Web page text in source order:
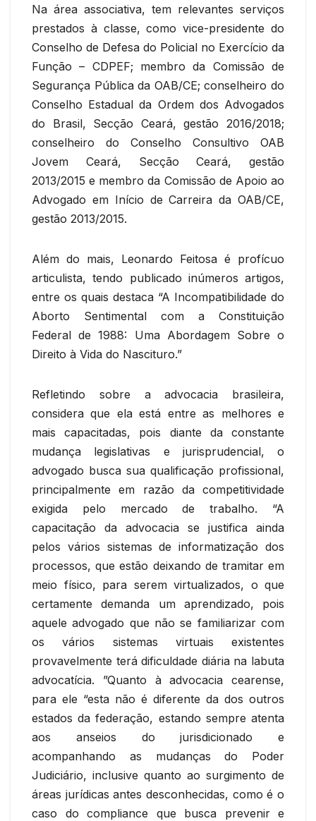
Na área associativa, tem relevantes serviços
prestados à classe, como vice-presidente do
Conselho de Defesa do Policial no Exercício da
Função – CDPEF; membro da Comissão de
Segurança Pública da OAB/CE; conselheiro do
Conselho Estadual da Ordem dos Advogados
do Brasil, Secção Ceará, gestão 2016/2018;
conselheiro do Conselho Consultivo OAB
Jovem Ceará, Secção Ceará, gestão
2013/2015 e membro da Comissão de Apoio ao
Advogado em Início de Carreira da OAB/CE,
gestão 2013/2015.
Além do mais, Leonardo Feitosa é profícuo
articulista, tendo publicado inúmeros artigos,
entre os quais destaca “A Incompatibilidade do
Aborto Sentimental com a Constituição
Federal de 1988: Uma Abordagem Sobre o
Direito à Vida do Nascituro.”
Refletindo sobre a advocacia brasileira,
considera que ela está entre as melhores e
mais capacitadas, pois diante da constante
mudança legislativas e jurisprudencial, o
advogado busca sua qualificação profissional,
principalmente em razão da competitividade
exigida pelo mercado de trabalho. “A
capacitação da advocacia se justifica ainda
pelos vários sistemas de informatização dos
processos, que estão deixando de tramitar em
meio físico, para serem virtualizados, o que
certamente demanda um aprendizado, pois
aquele advogado que não se familiarizar com
os vários sistemas virtuais existentes
provavelmente terá dificuldade diária na labuta
advocatícia. ”Quanto à advocacia cearense,
para ele “esta não é diferente da dos outros
estados da federação, estando sempre atenta
aos anseios do jurisdicionado e
acompanhando as mudanças do Poder
Judiciário, inclusive quanto ao surgimento de
áreas jurídicas antes desconhecidas, como é o
caso do compliance que busca prevenir e